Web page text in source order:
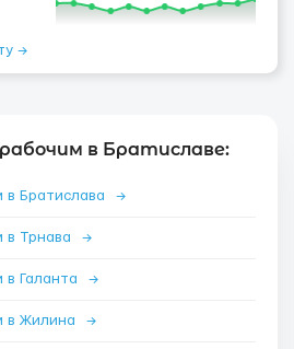
→
в Братиславе:
в Братислава →
в Трнава →
в Галанта →
в Жилина →